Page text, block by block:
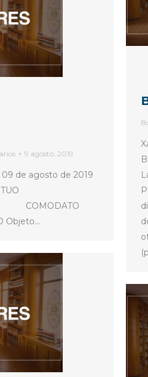
9 agosto, 2019
09 de agosto de 2019
19 MUTUO
COMODATO